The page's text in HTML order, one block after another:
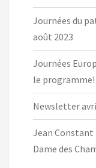
Journées du
août 2023
Journées
le programme!
Newsletter
Jean Constant
Dame des